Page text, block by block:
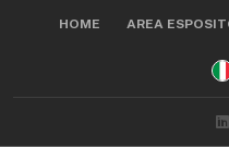
HOME AREA